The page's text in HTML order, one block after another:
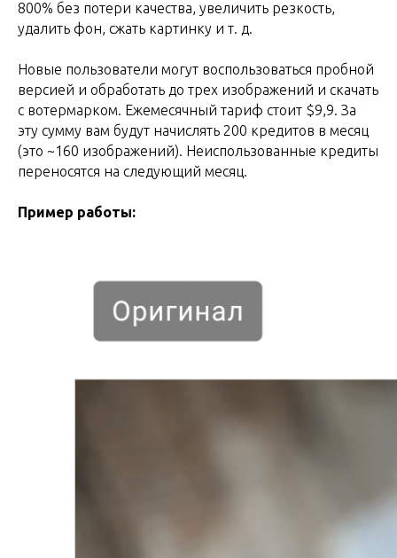
800% без потери качества, увеличить резкость,
удалить фон, сжать картинку и т. д.
Новые пользователи могут воспользоваться пробной
версией и обработать до трех изображений и скачать
с вотермарком. Ежемесячный тариф стоит $9,9. За
эту сумму вам будут начислять 200 кредитов в месяц
(это ~160 изображений). Неиспользованные кредиты
переносятся на следующий месяц.
Пример работы: